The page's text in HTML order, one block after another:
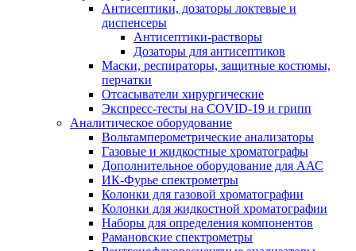
Антисептики, дозаторы локтевые и
диспенсеры
Антисептики-растворы
Дозаторы для антисептиков
Маски, респираторы, защитные костюмы,
перчатки
Отсасыватели хирургические
Экспресс-тесты на COVID-19 и грипп
Аналитическое оборудование
Вольтамперометрические анализаторы
Газовые и жидкостные хроматографы
Дополнительное оборудование для ААС
ИК-Фурье спектрометры
Колонки для газовой хроматографии
Колонки для жидкостной хроматографии
Наборы для определения компонентов
Рамановские спектрометры